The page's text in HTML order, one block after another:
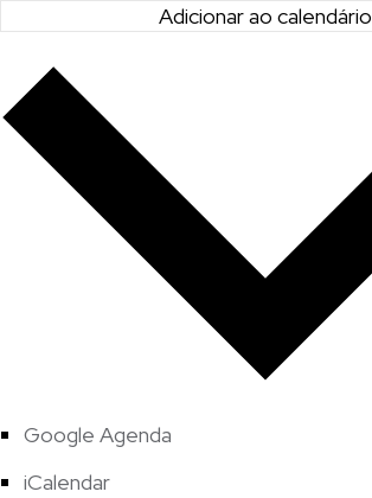
Adicionar ao calendário
Google Agenda
iCalendar